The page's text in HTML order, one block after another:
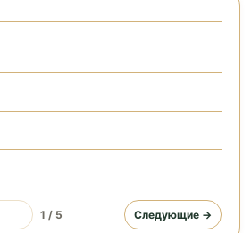
1 / 5 Следующие →